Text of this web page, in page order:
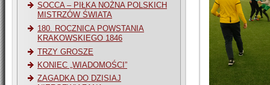
SOCCA – PIŁKA NOŻNA POLSKICH
MISTRZÓW ŚWIATA
180. ROCZNICA POWSTANIA
KRAKOWSKIEGO 1846
TRZY GROSZE
KONIEC „WIADOMOŚCI”
ZAGADKA DO DZISIAJ